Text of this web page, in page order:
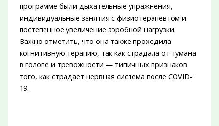
программе были дыхательные упражнения,
индивидуальные занятия с физиотерапевтом и
постепенное увеличение аэробной нагрузки.
Важно отметить, что она также проходила
когнитивную терапию, так как страдала от тумана
в голове и тревожности — типичных признаков
того, как страдает нервная система после COVID-
19.